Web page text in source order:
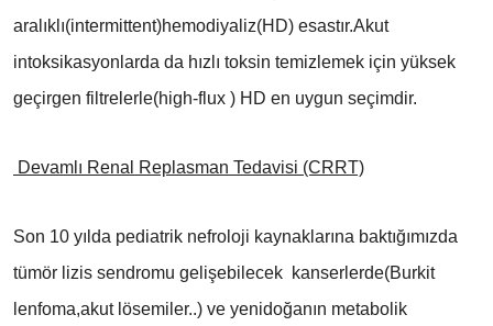
aralıklı(intermittent)hemodiyaliz(HD) esastır.Akut
intoksikasyonlarda da hızlı toksin temizlemek için yüksek
geçirgen filtrelerle(high-flux ) HD en uygun seçimdir.
Devamlı Renal Replasman Tedavisi (CRRT)
Son 10 yılda pediatrik nefroloji kaynaklarına baktığımızda
tümör lizis sendromu gelişebilecek kanserlerde(Burkit
lenfoma,akut lösemiler..) ve yenidoğanın metabolik